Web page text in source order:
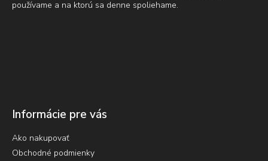
používame a na ktorú sa denne spoliehame.
Informácie pre vás
Ako nakupovať
Obchodné podmienky